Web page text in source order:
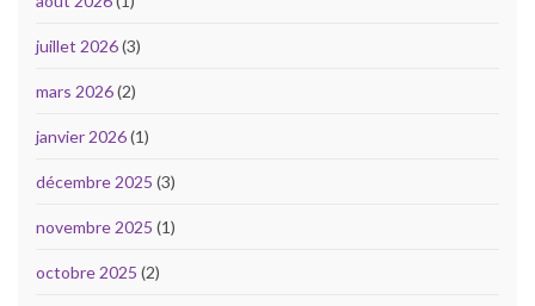
juillet 2026(3)
mars 2026(2)
janvier 2026(1)
décembre 2025 (3)
novembre 2025 (1)
octobre 2025 (2)